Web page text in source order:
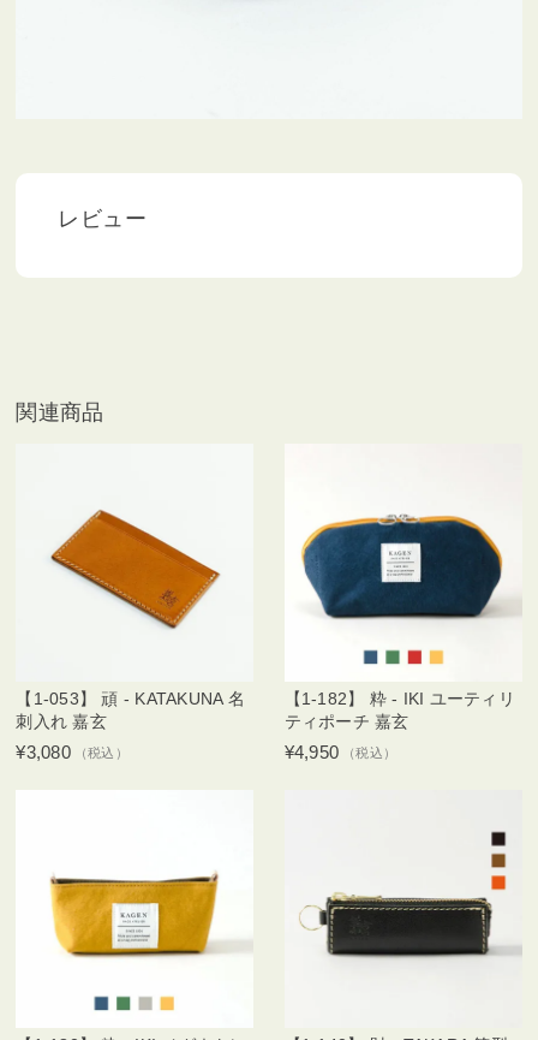
レビュー
関連商品
【1-053】 頑 - KATAKUNA 名
刺入れ 嘉玄
¥3,080 （税込）
【1-182】 粋 - IKI ユーティリ
ティポーチ 嘉玄
¥4,950 （税込）